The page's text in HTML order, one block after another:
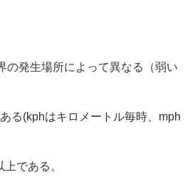
の発生場所によって異なる（弱い
る(kphはキロメートル毎時、mph
である。